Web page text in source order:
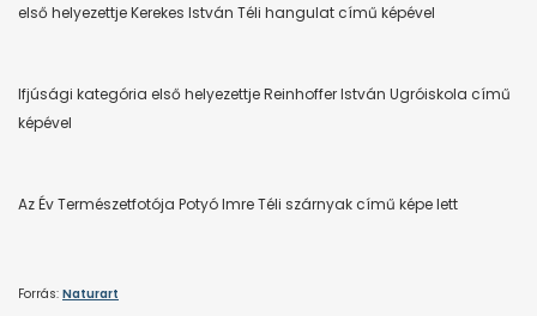
első helyezettje Kerekes István Téli hangulat című képével
Ifjúsági kategória első helyezettje Reinhoffer István Ugróiskola című
képével
Az Év Természetfotója Potyó Imre Téli szárnyak című képe lett
Forrás: Naturart